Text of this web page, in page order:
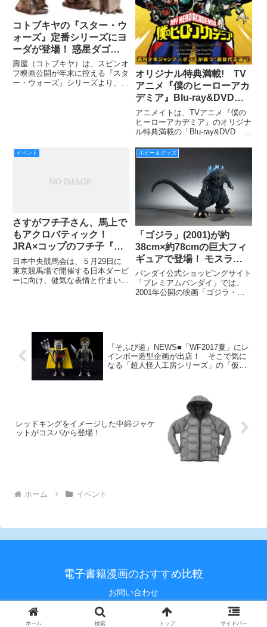
コトブキヤの『スター・ウ
ォーズ』定番シリーズにヨ
ーダが登場！ 惑星ダゴバ
の邂逅シーンをR2-D2とセ
ットで2016年9月発売
壽屋（コトブキヤ）は、スピンオ
フ映画公開が年末に控える『スタ
ー・ウォーズ』シリーズより、
オリジナル特典満載! TV
アニメ『僕のヒーローアカ
デミア』Blu-ray&DVD、
ゲームを全国アニメイトで
販売!
アニメイトは、TVアニメ『僕の
ヒーローアカデミア』のオリジナ
ル特典満載の「Blu-ray&DVD
ム「バトル・フォー・オール ア
ニメイト限定セット」を販売す
イベント
さすがフチ子さん、馬上で
もアクロバティック！
JRA×コップのフチ子『お
馬のフチ子と日本ダービ
ー』公開中
日本中央競馬会は、５月29日に
東京競馬場で開催する日本ダービ
ーに向け、健気な表情と佇まいで
ホビー＆グッズ
「ゴジラ」(2001)が約
38cm×約78cmの巨大フィ
ギュアで登場！ モスラ・
キングギドラが対峙した恐
怖のゴジラ、再び日本上陸
バンダイ公式ショッピングサイト
「プレミアムバンダイ」では、
2001年公開の映画「ゴジラ・モ
『そふび道』NEWS■「WF2017夏」にレ
インボー造型企画が出店！ そこで気に
なる「超人怪人工房シリーズ」の「仮面
レッドキングをイメージした中綿ジャケ
ットがコスパから登場！
ホーム イベント
電子書籍漫画のおすすめ比較
お問い合わせ
© 2020 電子書籍漫画のおすすめ比較.
ホーム 検索 トップ サイドバー